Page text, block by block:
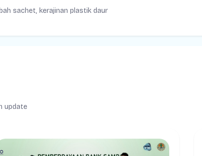
sachet, kerajinan plastik daur
update